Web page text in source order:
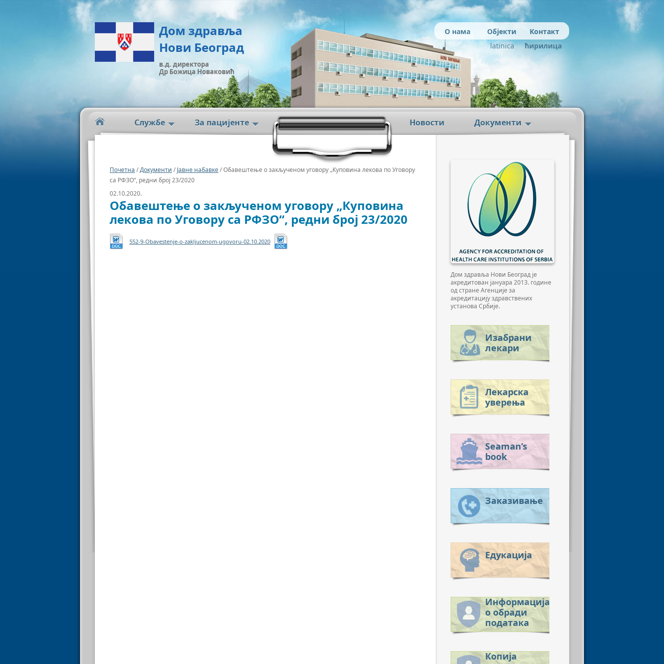
О нама Објекти
Контакт
ћирилица
latinica
Дом здравља
Нови Београд
в.д. директора
Др Божица Новаковић
Службе За пацијенте Новости Документи
Почетна /Документи /Јавне набавке/ Обавештење о закљученом уговору „Куповина лекова по Уговору
са РФЗО“, редни број 23/2020
02.10.2020.
Обавештење о закљученом уговору „Куповина
лекова по Уговору са РФЗО“, редни број 23/2020
552-9-Obavestenje-o-zakljucenom-ugovoru-02.10.2020
Дом здравља Нови Београд је
акредитован јануара 2013. године
од стране Агенције за
акредитацију здравствених
установа Србије.
Изабрани
лекари
Лекарска
уверења
Seaman’s
book
Заказивање
Едукација
Информација
о обради
података
Копија